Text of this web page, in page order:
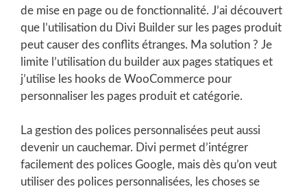
de mise en page ou de fonctionnalité. J’ai découvert
que l’utilisation du Divi Builder sur les pages produit
peut causer des conflits étranges. Ma solution ? Je
limite l’utilisation du builder aux pages statiques et
j’utilise les hooks de WooCommerce pour
personnaliser les pages produit et catégorie.
La gestion des polices personnalisées peut aussi
devenir un cauchemar. Divi permet d’intégrer
facilement des polices Google, mais dès qu’on veut
utiliser des polices personnalisées, les choses se